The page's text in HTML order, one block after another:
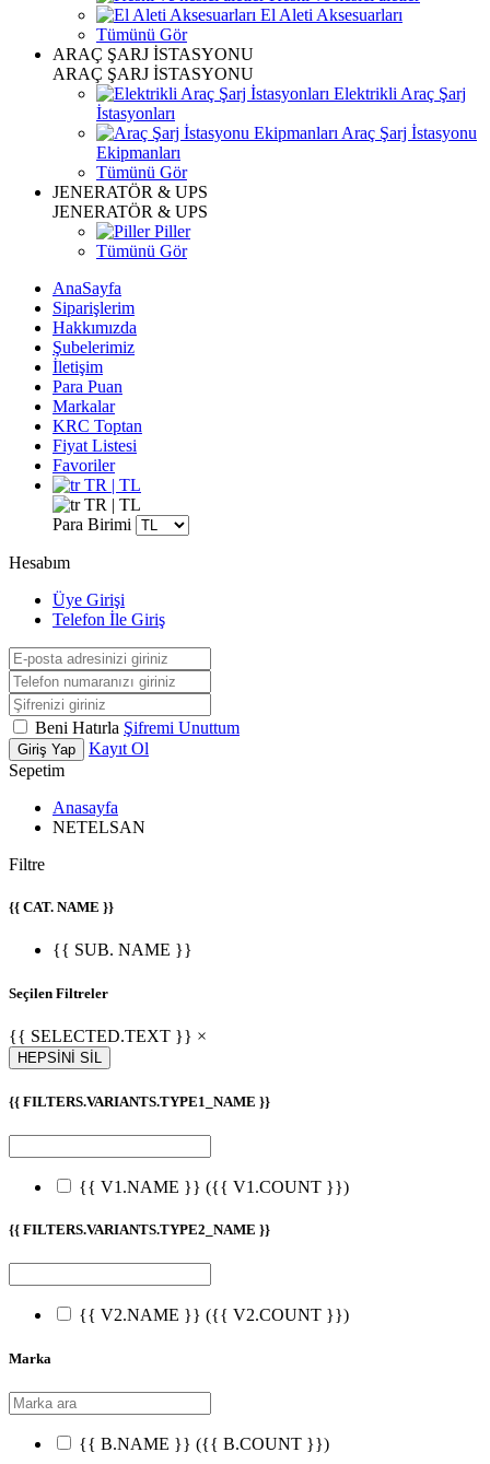
El Aleti Aksesuarları
Tümünü Gör
ARAÇ ŞARJ İSTASYONU
ARAÇ ŞARJ İSTASYONU
Elektrikli Araç Şarj
İstasyonları
Araç Şarj İstasyonu
Ekipmanları
Tümünü Gör
JENERATÖR & UPS
JENERATÖR & UPS
Piller
Tümünü Gör
AnaSayfa
Siparişlerim
Hakkımızda
Şubelerimiz
İletişim
Para Puan
Markalar
KRC Toptan
Fiyat Listesi
Favoriler
TR | TL
TR | TL
Para Birimi
Hesabım
Üye Girişi
Telefon İle Giriş
Beni Hatırla Şifremi Unuttum
Giriş Yap
Kayıt Ol
Sepetim
Anasayfa
NETELSAN
Filtre
{{ CAT. NAME }}
{{ SUB. NAME }}
Seçilen Filtreler
{{ SELECTED.TEXT }} ×
HEPSİNİ SİL
{{ FILTERS.VARIANTS.TYPE1_NAME }}
{{ V1.NAME }} ({{ V1.COUNT }})
{{ FILTERS.VARIANTS.TYPE2_NAME }}
{{ V2.NAME }} ({{ V2.COUNT }})
Marka
{{ B.NAME }} ({{ B.COUNT }})